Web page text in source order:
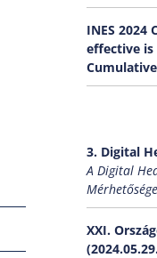
INES
effective
3. Digital
A Digital
Mérhetősége
XXI.